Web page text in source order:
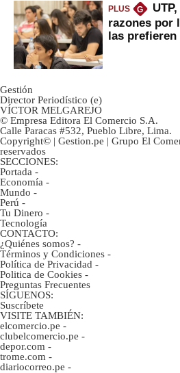
PLUS G
razones por
las
Gestión
Director Periodístico (e)
VÍCTOR MELGAREJO
© Empresa Editora El Comercio S.A.
Calle Paracas #532, Pueblo Libre, Lima.
Copyright© | Gestion.pe | Grupo El
reservados
SECCIONES:
Portada -
Economía -
Mundo -
Perú -
Tu Dinero -
Tecnología
CONTACTO:
¿Quiénes somos? -
Términos y Condiciones -
Política de Privacidad -
Politica de Cookies -
Preguntas Frecuentes
SÍGUENOS:
Suscríbete
VISITE TAMBIÉN:
elcomercio.pe -
clubelcomercio.pe -
depor.com -
trome.com -
diariocorreo.pe -